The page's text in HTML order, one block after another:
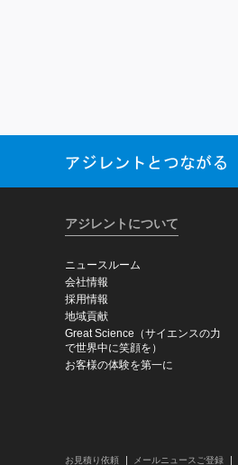
アジレントについて
ニュースルーム
会社情報
採用情報
地域貢献
Great Science（サイエンスの力
で世界中に笑顔を）
お客様の体験を第一に
お見積り依頼 メールニュースご登録